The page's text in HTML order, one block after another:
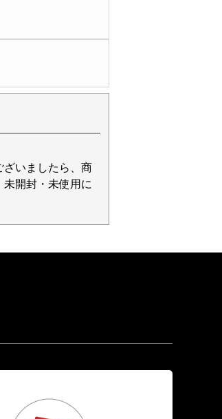
ざいましたら、商
開封・未使用に